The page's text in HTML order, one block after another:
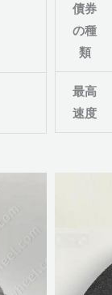
債券
の種
類
最高
速度